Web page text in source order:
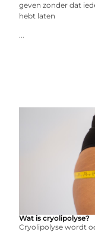
geven zonder dat
hebt laten
...
Wat is cryolipolyse?
Cryolipolyse wordt